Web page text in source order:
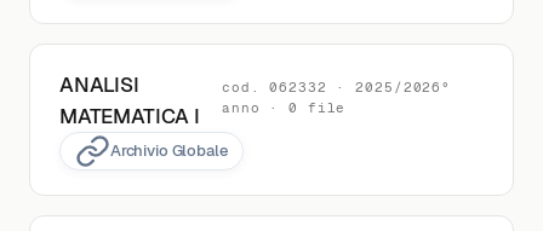
ANALISI
MATEMATICA I
cod. 062332 · 2025/2026°
anno · 0 file
Archivio Globale